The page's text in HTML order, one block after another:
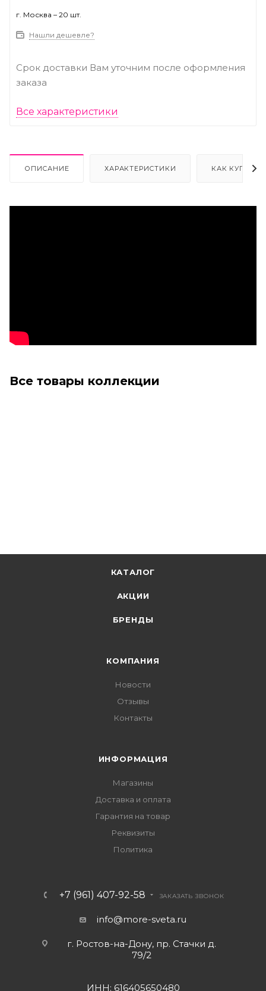
г. Москва – 20 шт.
Нашли дешевле?
Срок доставки Вам уточним после оформления
заказа
Все характеристики
ОПИСАНИЕ ХАРАКТЕРИСТИКИ КАК КУПИТЬ
Все товары коллекции
КАТАЛОГ
АКЦИИ
БРЕНДЫ
КОМПАНИЯ
Новости
Отзывы
Контакты
ИНФОРМАЦИЯ
Магазины
Доставка и оплата
Гарантия на товар
Реквизиты
Политика
+7 (961) 407-92-58 ЗАКАЗАТЬ ЗВОНОК
info@more-sveta.ru
г. Ростов-на-Дону, пр. Стачки д.
79/2
ИНН: 616405650480